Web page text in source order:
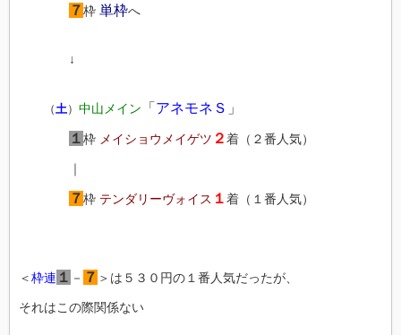
７枠 単枠へ
↓
（土） 中山メイン 「 アネモネＳ 」
１枠 メイショウメイゲツ ２着（２番人気）
｜
７枠 テンダリーヴォイス １着（１番人気）
＜枠連 １ － ７ ＞は５３０円の１番人気だったが、
それはこの際関係ない